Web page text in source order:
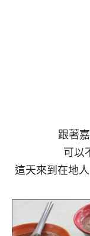
跟著
可以
這天來到在地